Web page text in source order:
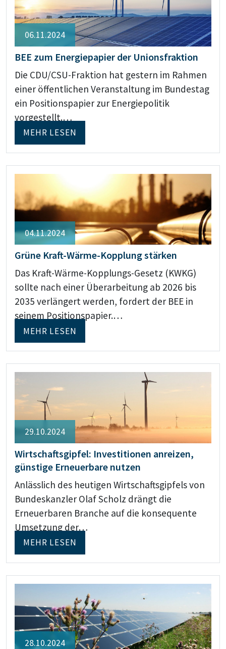
06.11.2024
BEE zum Energiepapier der Unionsfraktion
Die CDU/CSU-Fraktion hat gestern im Rahmen
einer öffentlichen Veranstaltung im Bundestag
ein Positionspapier zur Energiepolitik
vorgestellt.…
MEHR LESEN
04.11.2024
Grüne Kraft-Wärme-Kopplung stärken
Das Kraft-Wärme-Kopplungs-Gesetz (KWKG)
sollte nach einer Überarbeitung ab 2026 bis
2035 verlängert werden, fordert der BEE in
seinem Positionspapier.…
MEHR LESEN
29.10.2024
Wirtschaftsgipfel: Investitionen anreizen,
günstige Erneuerbare nutzen
Anlässlich des heutigen Wirtschaftsgipfels von
Bundeskanzler Olaf Scholz drängt die
Erneuerbaren Branche auf die konsequente
Umsetzung der…
MEHR LESEN
28.10.2024